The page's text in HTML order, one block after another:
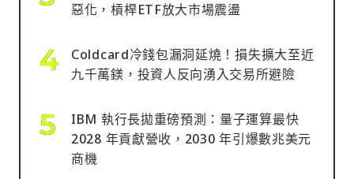
惡化，槓桿ETF放大市場震盪
Coldcard冷錢包漏洞延燒！損失擴大至近
九千萬鎂，投資人反向湧入交易所避險
IBM 執行長拋重磅預測：量子運算最快
2028 年貢獻營收，2030 年引爆數兆美元
商機